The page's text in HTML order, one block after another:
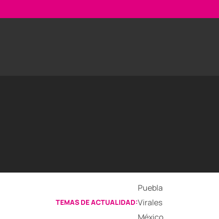
TEMAS DE ACTUALIDAD:
Puebla
Virales
México